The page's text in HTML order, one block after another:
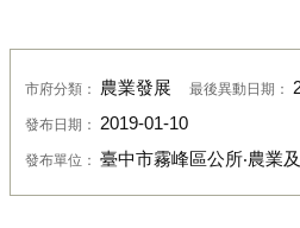
市府分類： 農業發展 最後異動日期：
發布日期： 2019-01-10
發布單位： 臺中市霧峰區公所‧農業